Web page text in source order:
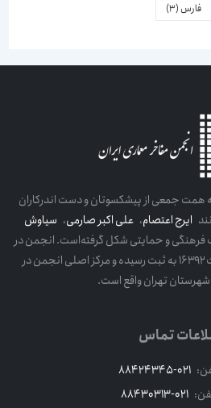
فارس(3)
جمعی از پیشکسوتان و دست اندرکاران
ایرج اعتصام،علی اکبر صارمی،سیاوش
و حمایتی شکل گرفته‌است. انجمن در
تاریخ ۱۳۸۲/۱۲/۲۵ به شماره ثبت ۱۶۳۹۲ به ثبت رسیده و مرکز اصلی انجمن در
تهران واقع است.
تماس
021-88424345
021-88430313